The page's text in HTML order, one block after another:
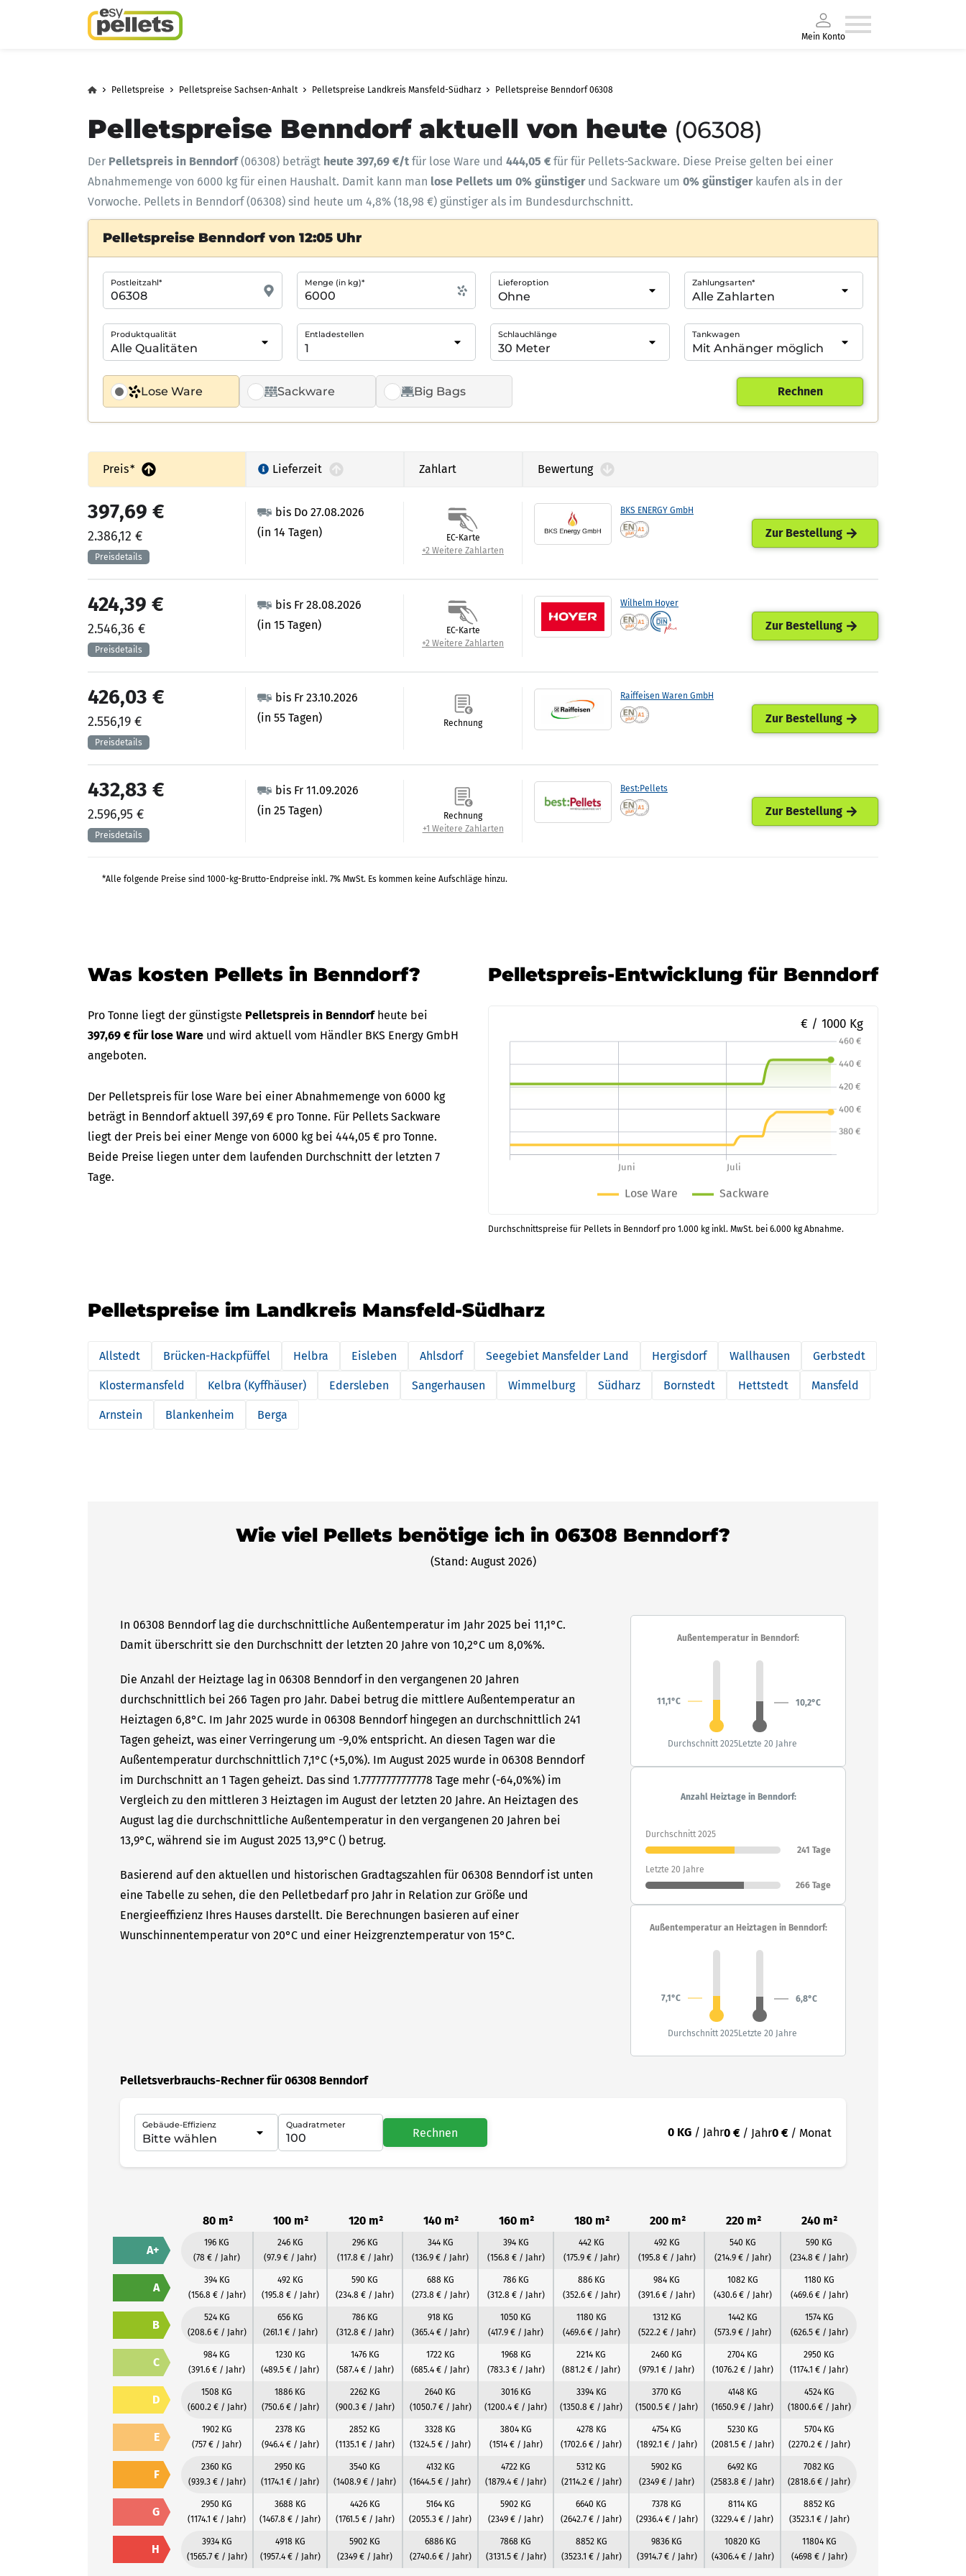
Mein Konto
Pelletspreise Pelletspreise Sachsen-Anhalt Pelletspreise Landkreis Mansfeld-Südharz Pelletspreise Benndorf 06308
Pelletspreise Benndorf aktuell von heute (06308)
Der Pelletspreis in Benndorf(06308) beträgt heute 397,69 €/t für lose Ware und 444,05 € für für Pellets-Sackware. Diese Preise gelten bei einer
Abnahmemenge von 6000 kg für einen Haushalt. Damit kann man lose Pellets um 0% günstiger und Sackware um 0% günstigerkaufen als in der
Vorwoche. Pellets in Benndorf (06308) sind heute um 4,8% (18,98 €) günstiger als im Bundesdurchschnitt.
Pelletspreise Benndorf von 12:05 Uhr
Lose Ware Sackware Big Bags
Postleitzahl* Menge (in kg)* Lieferoption Zahlungsarten*
Produktqualität Entladestellen Schlauchlänge Tankwagen
Rechnen
Preis* Lieferzeit Zahlart Bewertung
BKS ENERGY GmbH
bis Do 27.08.2026
(in 14 Tagen)
397,69 €
2.386,12 €
EC-Karte
+2 Weitere Zahlarten
Zur Bestellung
Wilhelm Hoyer
bis Fr 28.08.2026
(in 15 Tagen)
424,39 €
2.546,36 €
EC-Karte
+2 Weitere Zahlarten
Zur Bestellung
Raiffeisen Waren GmbH
bis Fr 23.10.2026
(in 55 Tagen)
426,03 €
2.556,19 € Rechnung Zur Bestellung
Best:Pellets
bis Fr 11.09.2026
(in 25 Tagen)
432,83 €
2.596,95 €
Rechnung
+1 Weitere Zahlarten
Zur Bestellung
*Alle folgende Preise sind 1000-kg-Brutto-Endpreise inkl. 7% MwSt. Es kommen keine Aufschläge hinzu.
Was kosten Pellets in Benndorf?
Pro Tonne liegt der günstigste Pelletspreis in Benndorf heute bei
397,69 € für lose Ware und wird aktuell vom Händler BKS Energy GmbH
angeboten.
Der Pelletspreis für lose Ware bei einer Abnahmemenge von 6000 kg
beträgt in Benndorf aktuell 397,69 € pro Tonne. Für Pellets Sackware
liegt der Preis bei einer Menge von 6000 kg bei 444,05 € pro Tonne.
Beide Preise liegen unter dem laufenden Durchschnitt der letzten 7
Tage.
Pelletspreis-Entwicklung für Benndorf
€ / 1000 Kg
Durchschnittspreise für Pellets in Benndorf pro 1.000 kg inkl. MwSt. bei 6.000 kg Abnahme.
Pelletspreise im Landkreis Mansfeld-Südharz
Allstedt Brücken-Hackpfüffel Helbra Eisleben Ahlsdorf Seegebiet Mansfelder Land Hergisdorf Wallhausen Gerbstedt
Klostermansfeld Kelbra (Kyffhäuser) Edersleben Sangerhausen Wimmelburg Südharz Bornstedt Hettstedt Mansfeld
Arnstein Blankenheim Berga
Wie viel Pellets benötige ich in 06308 Benndorf?
(Stand: August 2026)
In 06308 Benndorf lag die durchschnittliche Außentemperatur im Jahr 2025 bei 11,1°C.
Damit überschritt sie den Durchschnitt der letzten 20 Jahre von 10,2°C um 8,0%%.
Die Anzahl der Heiztage lag in 06308 Benndorf in den vergangenen 20 Jahren
durchschnittlich bei 266 Tagen pro Jahr. Dabei betrug die mittlere Außentemperatur an
Heiztagen 6,8°C. Im Jahr 2025 wurde in 06308 Benndorf hingegen an durchschnittlich 241
Tagen geheizt, was einer Verringerung um -9,0% entspricht. An diesen Tagen war die
Außentemperatur durchschnittlich 7,1°C (+5,0%). Im August 2025 wurde in 06308 Benndorf
im Durchschnitt an 1 Tagen geheizt. Das sind 1.77777777777778 Tage mehr (-64,0%%) im
Vergleich zu den mittleren 3 Heiztagen im August der letzten 20 Jahre. An Heiztagen des
August lag die durchschnittliche Außentemperatur in den vergangenen 20 Jahren bei
13,9°C, während sie im August 2025 13,9°C () betrug.
Basierend auf den aktuellen und historischen Gradtagszahlen für 06308 Benndorf ist unten
eine Tabelle zu sehen, die den Pelletbedarf pro Jahr in Relation zur Größe und
Energieeffizienz Ihres Hauses darstellt. Die Berechnungen basieren auf einer
Wunschinnentemperatur von 20°C und einer Heizgrenztemperatur von 15°C.
Außentemperatur in Benndorf:
11,1°C 10,2°C
Durchschnitt 2025Letzte 20 Jahre
Anzahl Heiztage in Benndorf:
Durchschnitt 2025
241 Tage
Letzte 20 Jahre
266 Tage
Außentemperatur an Heiztagen in Benndorf:
7,1°C 6,8°C
Durchschnitt 2025Letzte 20 Jahre
Pelletsverbrauchs-Rechner für 06308 Benndorf
Gebäude-Effizienz Quadratmeter
Rechnen 0 KG / Jahr0 € / Jahr0 € / Monat
80 m² 100 m² 120 m² 140 m² 160 m² 180 m² 200 m² 220 m² 240 m²
A+
196 KG
(78 € / Jahr)
246 KG
(97.9 € / Jahr)
296 KG
(117.8 € / Jahr)
344 KG
(136.9 € / Jahr)
394 KG
(156.8 € / Jahr)
442 KG
(175.9 € / Jahr)
492 KG
(195.8 € / Jahr)
540 KG
(214.9 € / Jahr)
590 KG
(234.8 € / Jahr)
A
394 KG
(156.8 € / Jahr)
492 KG
(195.8 € / Jahr)
590 KG
(234.8 € / Jahr)
688 KG
(273.8 € / Jahr)
786 KG
(312.8 € / Jahr)
886 KG
(352.6 € / Jahr)
984 KG
(391.6 € / Jahr)
1082 KG
(430.6 € / Jahr)
1180 KG
(469.6 € / Jahr)
B
524 KG
(208.6 € / Jahr)
656 KG
(261.1 € / Jahr)
786 KG
(312.8 € / Jahr)
918 KG
(365.4 € / Jahr)
1050 KG
(417.9 € / Jahr)
1180 KG
(469.6 € / Jahr)
1312 KG
(522.2 € / Jahr)
1442 KG
(573.9 € / Jahr)
1574 KG
(626.5 € / Jahr)
C
984 KG
(391.6 € / Jahr)
1230 KG
(489.5 € / Jahr)
1476 KG
(587.4 € / Jahr)
1722 KG
(685.4 € / Jahr)
1968 KG
(783.3 € / Jahr)
2214 KG
(881.2 € / Jahr)
2460 KG
(979.1 € / Jahr)
2704 KG
(1076.2 € / Jahr)
2950 KG
(1174.1 € / Jahr)
D
1508 KG
(600.2 € / Jahr)
1886 KG
(750.6 € / Jahr)
2262 KG
(900.3 € / Jahr)
2640 KG
(1050.7 € / Jahr)
3016 KG
(1200.4 € / Jahr)
3394 KG
(1350.8 € / Jahr)
3770 KG
(1500.5 € / Jahr)
4148 KG
(1650.9 € / Jahr)
4524 KG
(1800.6 € / Jahr)
E
1902 KG
(757 € / Jahr)
2378 KG
(946.4 € / Jahr)
2852 KG
(1135.1 € / Jahr)
3328 KG
(1324.5 € / Jahr)
3804 KG
(1514 € / Jahr)
4278 KG
(1702.6 € / Jahr)
4754 KG
(1892.1 € / Jahr)
5230 KG
(2081.5 € / Jahr)
5704 KG
(2270.2 € / Jahr)
F
2360 KG
(939.3 € / Jahr)
2950 KG
(1174.1 € / Jahr)
3540 KG
(1408.9 € / Jahr)
4132 KG
(1644.5 € / Jahr)
4722 KG
(1879.4 € / Jahr)
5312 KG
(2114.2 € / Jahr)
5902 KG
(2349 € / Jahr)
6492 KG
(2583.8 € / Jahr)
7082 KG
(2818.6 € / Jahr)
G
2950 KG
(1174.1 € / Jahr)
3688 KG
(1467.8 € / Jahr)
4426 KG
(1761.5 € / Jahr)
5164 KG
(2055.3 € / Jahr)
5902 KG
(2349 € / Jahr)
6640 KG
(2642.7 € / Jahr)
7378 KG
(2936.4 € / Jahr)
8114 KG
(3229.4 € / Jahr)
8852 KG
(3523.1 € / Jahr)
H
3934 KG
(1565.7 € / Jahr)
4918 KG
(1957.4 € / Jahr)
5902 KG
(2349 € / Jahr)
6886 KG
(2740.6 € / Jahr)
7868 KG
(3131.5 € / Jahr)
8852 KG
(3523.1 € / Jahr)
9836 KG
(3914.7 € / Jahr)
10820 KG
(4306.4 € / Jahr)
11804 KG
(4698 € / Jahr)